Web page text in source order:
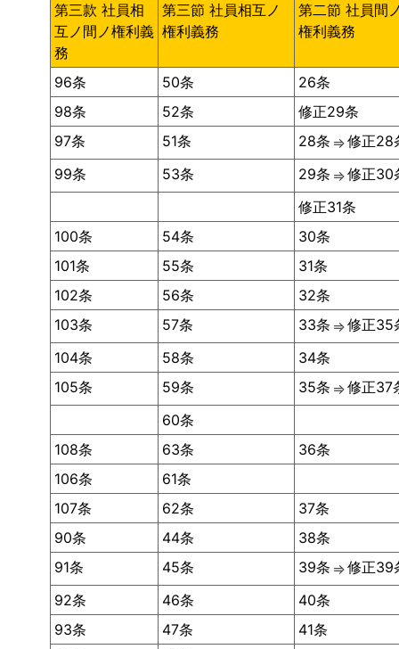
第三款 社員相
互ノ間ノ権利義
務
第三節 社員相互ノ
権利義務
第二節 社員間
権利義務
96条 50条
26条
98条
52条
修正29条
97条
51条 28条 ⇒修正28
99条
53条 29条 ⇒修正30
修正31条
100条
54条
30条
101条
55条
31条
102条
56条
32条
103条
57条 33条 ⇒修正35
104条
58条
34条
105条
59条 35条 ⇒修正37
60条
108条
63条
36条
106条
61条
107条
62条
37条
90条
44条
38条
91条
45条 39条 ⇒修正39
92条
46条
40条
93条
47条
41条